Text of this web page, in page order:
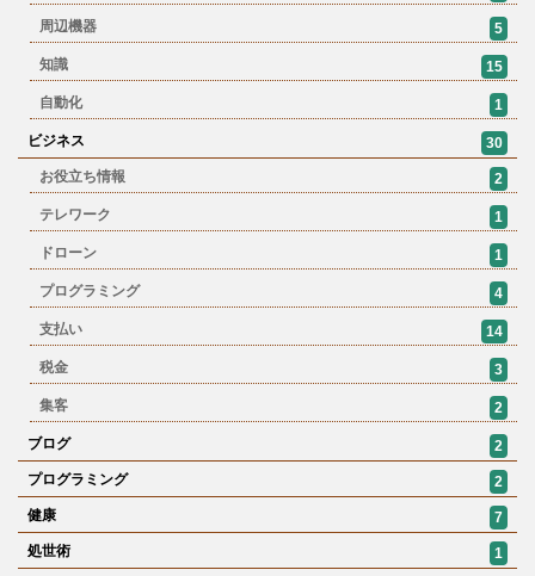
周辺機器 5
知識 15
自動化 1
ビジネス
30
お役立ち情報
2
テレワーク 1
ドローン 1
プログラミング 4
支払い 14
税金 3
集客 2
ブログ
2
プログラミング
2
健康
7
処世術
1